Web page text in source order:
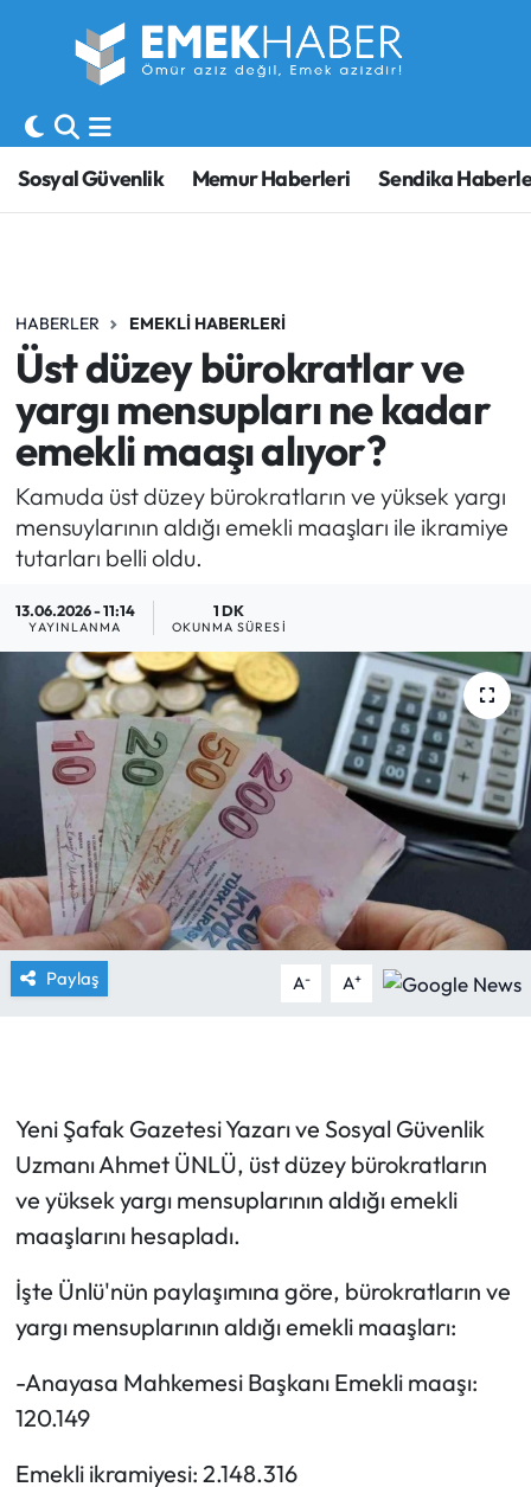
Sosyal Güvenlik Memur Haberleri Sendika
HABERLER EMEKLI HABERLERI
Üst düzey bürokratlar ve
yargı mensupları ne kadar
emekli maaşı alıyor?
Kamuda üst düzey bürokratların ve yüksek yargı
mensuylarının aldığı emekli maaşları ile ikramiye
tutarları belli oldu.
13.06.2026 - 11:14
YAYINLANMA
1 DK
OKUNMA SÜRESI
Paylaş A- A+
Yeni Şafak Gazetesi Yazarı ve Sosyal Güvenlik
Uzmanı Ahmet ÜNLÜ, üst düzey bürokratların
ve yüksek yargı mensuplarının aldığı emekli
maaşlarını hesapladı.
İşte Ünlü'nün paylaşımına göre, bürokratların ve
yargı mensuplarının aldığı emekli maaşları:
-Anayasa Mahkemesi Başkanı Emekli maaşı:
120.149
Emekli ikramiyesi: 2.148.316
Sosyal Güvenlik
Sendika
SORU-CEVAP
Memur
Emekli
İşveren
İş Fırsatları
Yargı Kararları
Araştırma-Rapor
Hava Durumu
Trafik Durumu
Süper Lig Puan Durumu ve Fikstür
Son Dakika Haberleri
Haber Arşivi